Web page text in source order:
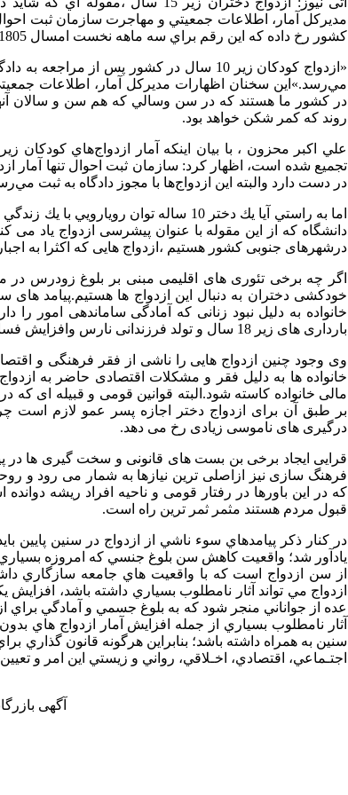
كشور رخ داده كه اين رقم براي سه ماهه نخست امسال 1805 ازدواج است.
«ازدواج‌ كودكان زير 10 سال در كشور پس از
مي‌رسد.»اين سخنان اظهارات مديركل آمار، اطلاعات
در كشور ما هستند كه در سن وسالي كه هم سن و سالان
روند كه كمر شكن خواهد بود.
در دست دارد والبته اين ازدواج‌ها با مجوز دادگاه به ثبت
اما به راستي آيا يك دختر 10 ساله توان
دانشگاه که از این مقوله با عنوان پیشرسی ازدواج یاد
درشهرهای جنوبی کشور هستیم ،ازدواج هایی که اکثرا به
اگر چه برخی تئوری های اقلیمی مبنی بر بلوغ زودرس
خودکشی دختران به دنبال این ازدواج ها هستیم.پیامد
خانواده به دلیل نبود زنانی که آمادگی ساماندهی امور
بارداری های زیر 18 سال و تولد فرزندانی نارس وافزایش فساد و رابطه های نامشروع و....از دیگر مشکلات است.
وی وجود چنین ازدواج هایی را ناشی از فقر فرهنگی و
خانواده ها به دلیل فقر و مشکلات اقتصادی حاضر به
مالی خانواده کاسته شود.البته قوانین قومی و قبیله ای
بر طبق آن برای ازدواج دختر اجازه پسر عمو لازم است
درگیری های ناموسی زیادی رخ می دهد.
قرایی ایجاد برخی بن بست های قانونی و سخت گیری ها در
فرهنگ سازی نیز ازاصلی ترین نیازها به شمار می رود و
که در این باورها در رفتار قومی و ناحیه افراد ریشه
قبول مردم هستند مثمر ثمر ترین راه است.
در کنار ذکر پيامدهاي سوء ناشي از ازدواج در سنين پايين
يادآور شد؛ واقعيت کاهش سن بلوغ جنسي که امروزه
از سن ازدواج است که با واقعيت­ هاي جامعه سازگاري
ازدواج مي تواند آثار نامطلوب بسياري داشته باشد،
عده از جواناني منجر شود که به بلوغ جسمي و آمادگي براي
آثار نامطلوب بسياري از جمله افزايش آمار ازدواج هاي
سنين به همراه داشته باشد؛ بنابراين هرگونه قانون
اجتـماعي، اقتصادي، اخـلاقي، رواني و زيستي اين امر و
آگهی